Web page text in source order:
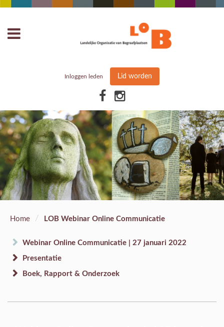
Inloggen leden Lid worden
Home / LOB Webinar Online Communicatie
Webinar Online Communicatie | 27 januari 2022
Presentatie
Boek, Rapport & Onderzoek